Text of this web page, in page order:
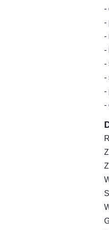
-
-
-
-
-
-
-
-